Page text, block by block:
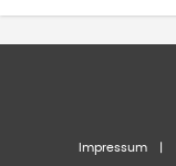
Impressum